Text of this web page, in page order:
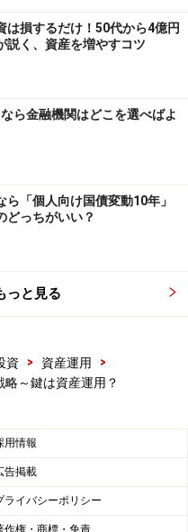
は損するだけ！50代から4億円
説く、資産を増やすコツ
ら金融機関はどこを選べばよ
ら「個人向け国債変動10年」
どっちがいい？
っと見る
資 > 資産運用
>
～鍵は資産運用？
用情報
告掲載
ライバシーポリシー